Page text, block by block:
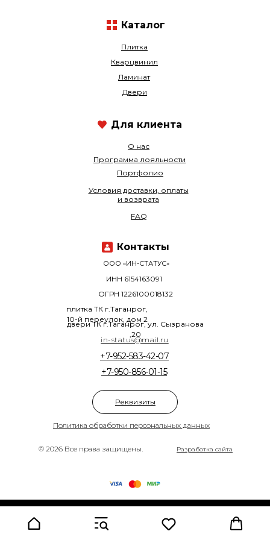
© 2026 Все права защищены.
Политика обработки персональных данных
Плитка
Кварцвинил
+7-950-856-01-15
+7-952-583-42-07
О нас
Ламинат
Программа лояльности
Двери
Портфолио
ООО «ИН-СТАТУС»
плитка ТК г.Таганрог,
10-й переулок, дом 2
двери ТК г.Таганрог, ул. Сызранова
,20
ОГРН 1226100018132
ИНН 6154163091
Разработка сайта
Условия доставки, оплаты
и возврата
FAQ
Каталог
in-status@mail.ru
Контакты
Для клиента
Реквизиты
Made on Tilda